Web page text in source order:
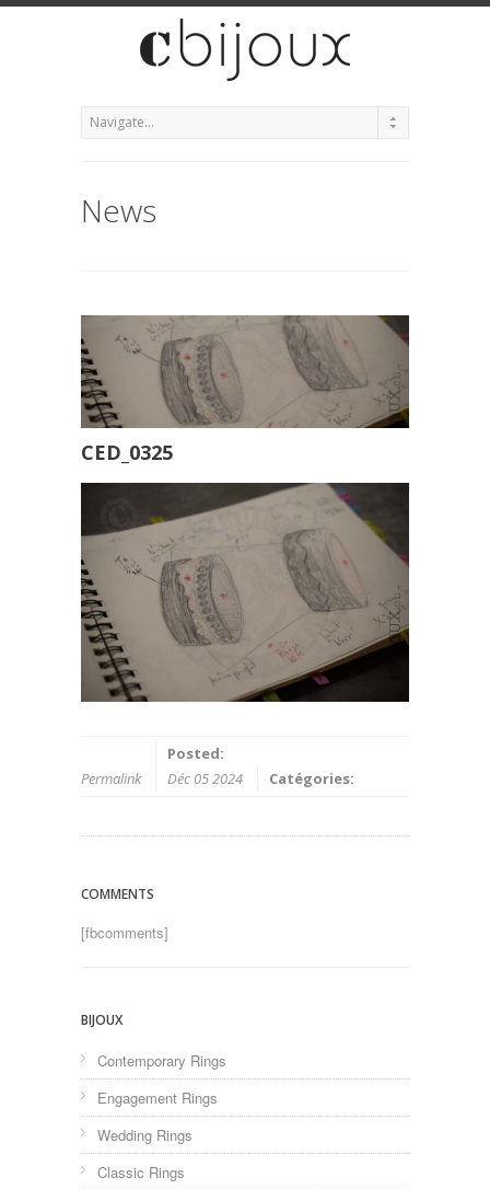
News
CED_0325
Permalink
Posted:
Déc 05 2024
Catégories:
COMMENTS
[fbcomments]
BIJOUX
Contemporary Rings
Engagement Rings
Wedding Rings
Classic Rings